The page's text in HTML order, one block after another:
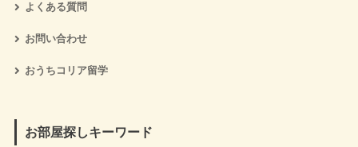
よくある質問
お問い合わせ
おうちコリア留学
お部屋探しキーワード